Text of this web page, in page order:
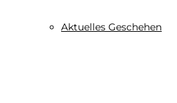
Aktuelles Geschehen